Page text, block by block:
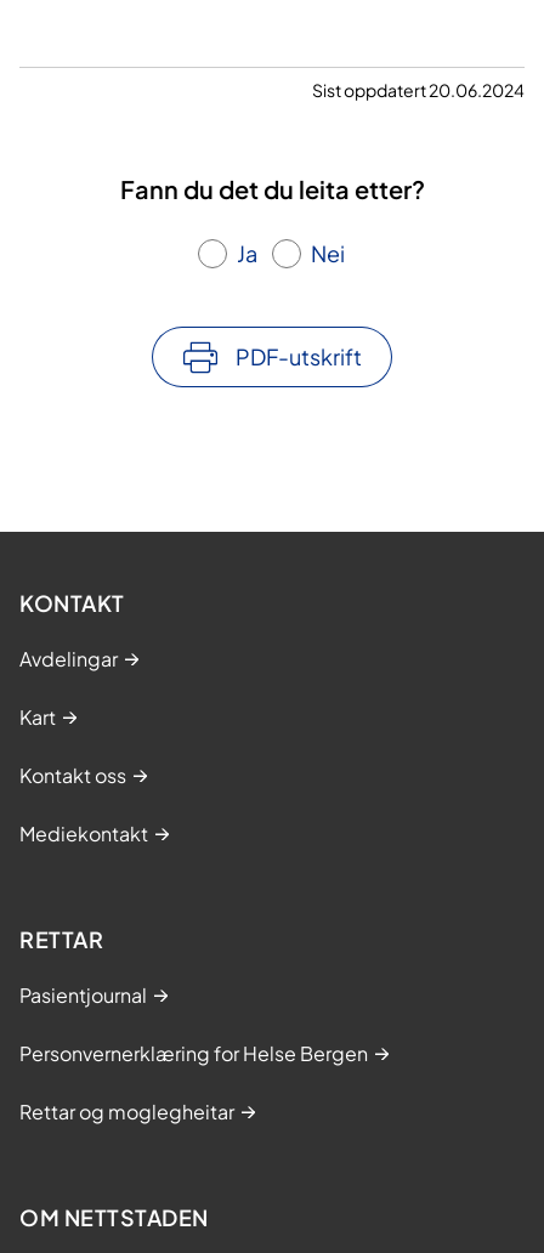
Sist oppdatert 20.06.2024
Fann du det du leita etter?
Ja Nei
PDF-utskrift
KONTAKT
Avdelingar
Kart
Kontakt oss
Mediekontakt
RETTAR
Pasientjournal
Personvernerklæring for Helse Bergen
Rettar og moglegheitar
OM NETTSTADEN